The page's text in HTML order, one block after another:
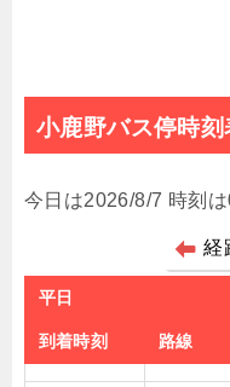
小鹿野バス停時刻
今日は2026/8/7 時刻は
経
平日
到着時刻 路線